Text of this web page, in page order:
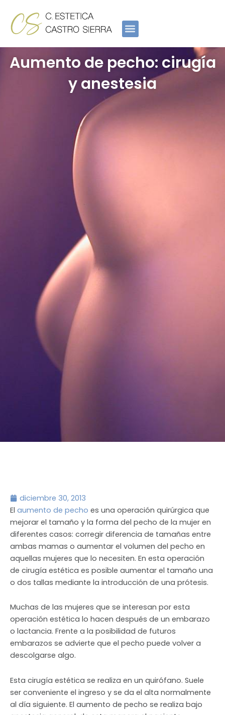
contenido
Aumento de pecho: cirugía
y anestesia
diciembre 30, 2013
El aumento de pecho es una operación quirúrgica que
mejorar el tamaño y la forma del pecho de la mujer en
diferentes casos: corregir diferencia de tamañas entre
ambas mamas o aumentar el volumen del pecho en
aquellas mujeres que lo necesiten. En esta operación
de cirugía estética es posible aumentar el tamaño una
o dos tallas mediante la introducción de una prótesis.
Muchas de las mujeres que se interesan por esta
operación estética lo hacen después de un embarazo
o lactancia. Frente a la posibilidad de futuros
embarazos se advierte que el pecho puede volver a
descolgarse algo.
Esta cirugía estética se realiza en un quirófano. Suele
ser conveniente el ingreso y se da el alta normalmente
al día siguiente. El aumento de pecho se realiza bajo